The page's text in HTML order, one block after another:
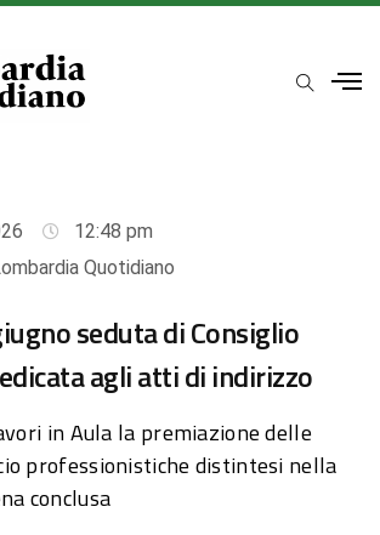
12:48 pm
Quotidiano
seduta di Consiglio
agli atti di indirizzo
in Aula la premiazione delle
professionistiche distintesi nella
conclusa